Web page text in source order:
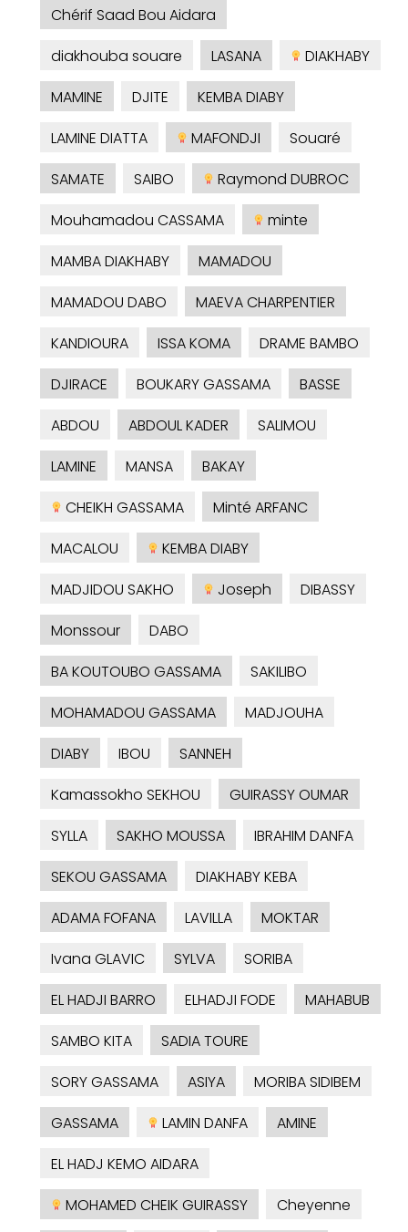
Chérif Saad Bou Aidara
diakhouba souare
LASANA
DIAKHABY
MAMINE
DJITE
KEMBA DIABY
LAMINE DIATTA
MAFONDJI
Souaré
SAMATE
SAIBO
Raymond DUBROC
Mouhamadou CASSAMA
minte
MAMBA DIAKHABY
MAMADOU
MAMADOU DABO
MAEVA CHARPENTIER
KANDIOURA
ISSA KOMA
DRAME BAMBO
DJIRACE
BOUKARY GASSAMA
BASSE
ABDOU
ABDOUL KADER
SALIMOU
LAMINE
MANSA
BAKAY
CHEIKH GASSAMA
Minté ARFANC
MACALOU
KEMBA DIABY
MADJIDOU SAKHO
Joseph
DIBASSY
Monssour
DABO
BA KOUTOUBO GASSAMA
SAKILIBO
MOHAMADOU GASSAMA
MADJOUHA
DIABY
IBOU
SANNEH
Kamassokho SEKHOU
GUIRASSY OUMAR
SYLLA
SAKHO MOUSSA
IBRAHIM DANFA
SEKOU GASSAMA
DIAKHABY KEBA
ADAMA FOFANA
LAVILLA
MOKTAR
Ivana GLAVIC
SYLVA
SORIBA
EL HADJI BARRO
ELHADJI FODE
MAHABUB
SAMBO KITA
SADIA TOURE
SORY GASSAMA
ASIYA
MORIBA SIDIBEM
GASSAMA
LAMIN DANFA
AMINE
EL HADJ KEMO AIDARA
MOHAMED CHEIK GUIRASSY
Cheyenne